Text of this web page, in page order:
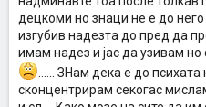
децкоми но знаци не е до него
изгубив надезта до пред да
имам надез и јас да узивам но
...... ЗНам дека е до
сконцентрирам секогас